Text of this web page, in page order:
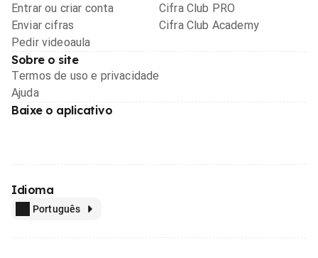
Entrar ou criar conta
Enviar cifras
Pedir videoaula
Cifra Club PRO
Cifra Club Academy
Sobre o site
Termos de uso e privacidade
Ajuda
Baixe o aplicativo
Idioma
Português